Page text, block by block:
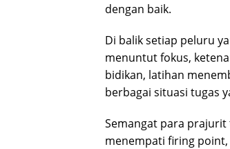
dengan baik.
Di balik setiap peluru
menuntut fokus,
bidikan, latihan
berbagai situasi tugas
Semangat para
menempati firing